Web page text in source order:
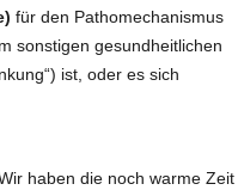
für den Pathomechanismus
sonstigen gesundheitlichen
ist, oder es sich
haben die noch warme Zeit